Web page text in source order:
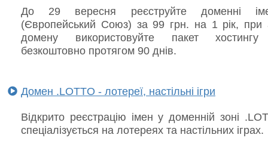
До 29 вересня реєструйте доменні
(Європейський Союз) за 99 грн. на 1 рік, при
домену використовуйте пакет хостингу
безкоштовно протягом 90 днів.
Домен .LOTTO - лотереї, настільні ігри
Відкрито реєстрацію імен у доменній зоні
спеціалізується на лотереях та настільних іграх.